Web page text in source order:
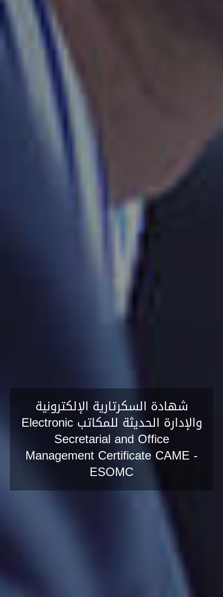
شهادة السكرتارية الإلكترونية
والإدارة الحديثة للمكاتب Electronic
Secretarial and Office
Management Certificate CAME -
ESOMC